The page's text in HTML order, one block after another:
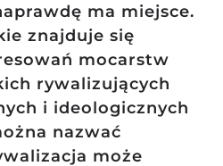
ma miejsce.
znajduje się
mocarstw
rywalizujących
i ideologicznych
nazwać
może